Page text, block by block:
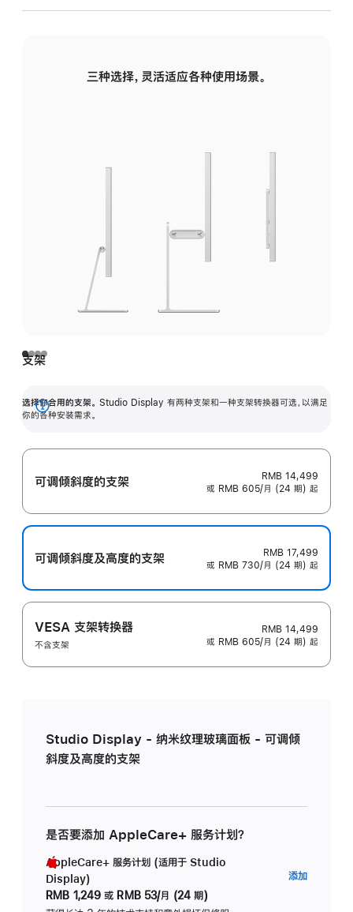
三种选择，灵活适应各种使用场景。
支架
选择你合用的支架。 Studio Display 有两种支架和一种支架转换器可选，以满足
你的各种安装需求。
展
可调倾斜度的支架
RMB 14,499
或 RMB 605/月 (24 期) 起
可调倾斜度及高‍度的支‍架
RMB 17,499
或 RMB 730/月 (24 期) 起
VESA 支架转换器
不含支架
RMB 14,499
或 RMB 605/月 (24 期) 起
Studio Display - 纳米纹理玻璃面板 - 可调倾
斜度及高度的支架
是否要添加 AppleCare+ 服务计划？
AppleCare+ 服务计划 (适用于 Studio
Display)
RMB 1,249 或 RMB 53/月 (24 期)
添加